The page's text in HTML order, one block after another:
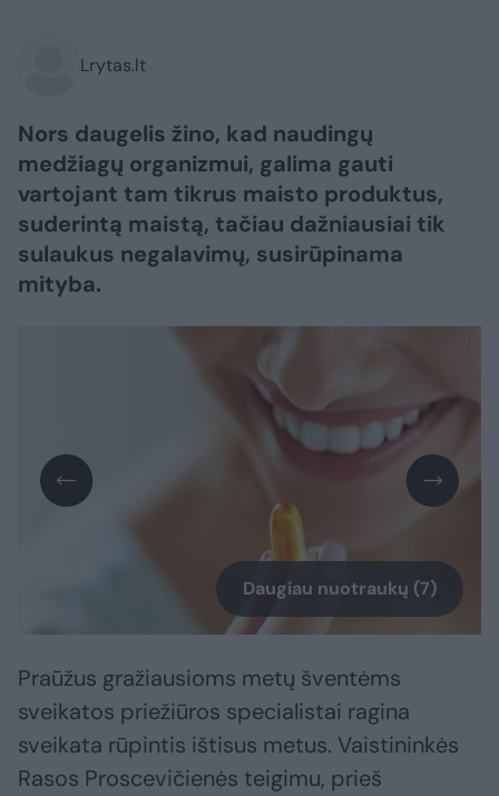
Lrytas.lt
Nors daugelis žino, kad naudingų
medžiagų organizmui, galima gauti
vartojant tam tikrus maisto produktus,
suderintą maistą, tačiau dažniausiai tik
sulaukus negalavimų, susirūpinama
mityba.
Daugiau nuotraukų (7)
Praūžus gražiausioms metų šventėms
sveikatos priežiūros specialistai ragina
sveikata rūpintis ištisus metus. Vaistininkės
Rasos Proscevičienės teigimu, prieš